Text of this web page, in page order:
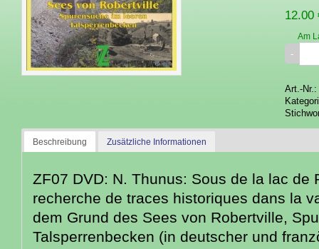
12.00
Am
Art.-Nr.:
Beschreibung Zusätzliche Informationen
ZF07 DVD: N. Thunus: Sous de la lac de
recherche de traces historiques dans la
dem Grund des Sees von Robertville,
Talsperrenbecken (in deutscher und